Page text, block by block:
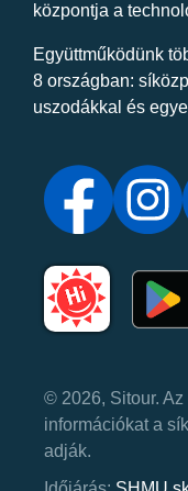
központja a
Együttműködünk
8 országban:
uszodákkal és
© 2026, Sitour.
információkat a
adják.